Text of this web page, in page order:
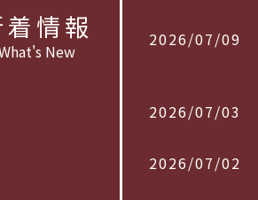
着情報
New
2026/07/09
2026/07/03
2026/07/02